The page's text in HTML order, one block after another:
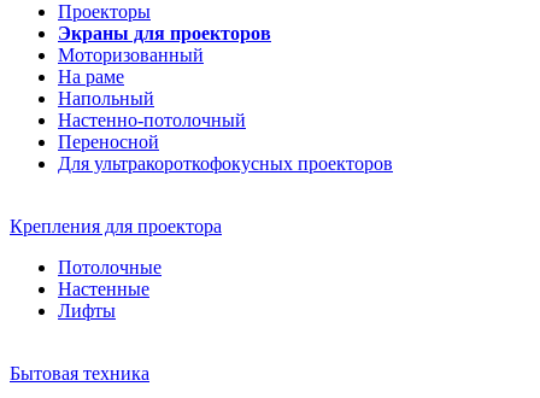
Проекторы
Экраны для проекторов
Моторизованный
На раме
Напольный
Настенно-потолочный
Переносной
Для ультракороткофокусных проекторов
Крепления для проектора
Потолочные
Настенные
Лифты
Бытовая техника